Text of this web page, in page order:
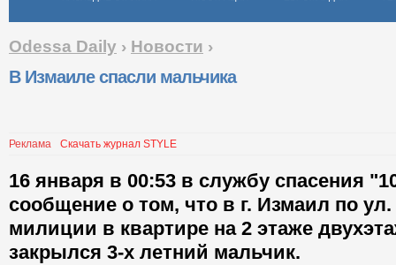
Odessa Daily › Новости ›
В Измаиле спасли мальчика
Реклама Скачать журнал STYLE
16 января в 00:53 в службу спасения
сообщение о том, что в г. Измаил по
милиции в квартире на 2 этаже
закрылся 3-х летний мальчик.